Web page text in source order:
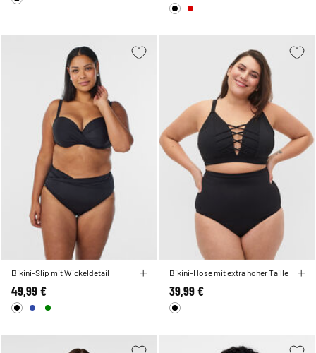
Bikini-Slip mit Wickeldetail
49,99 €
Bikini-Hose mit extra hoher Taille
39,99 €